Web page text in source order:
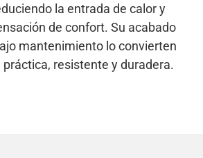
la entrada de calor y
de confort. Su acabado
mantenimiento lo convierten
resistente y duradera.